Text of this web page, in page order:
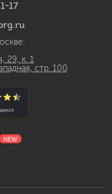
17
29, к. 1
стр. 100
NEW